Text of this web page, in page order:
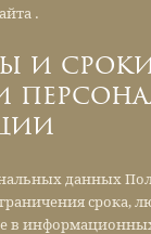
.
и
данных
срока,
в